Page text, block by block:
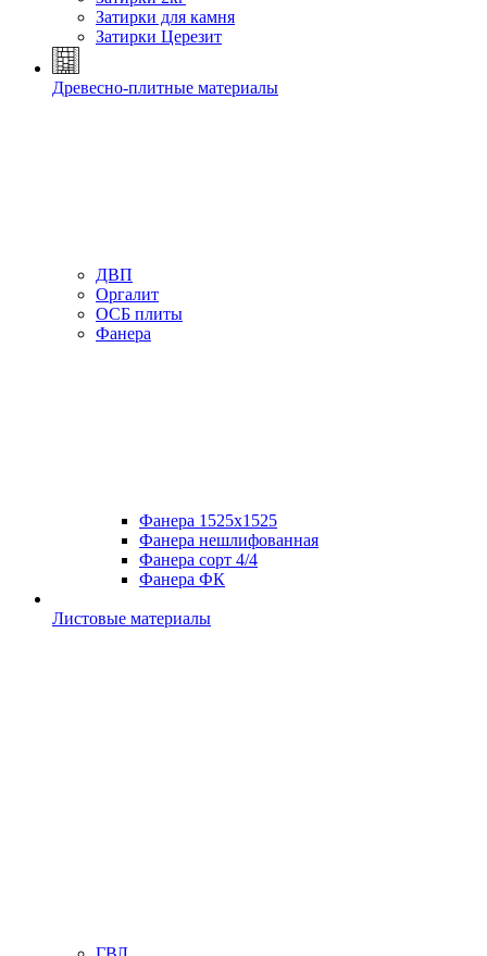
Затирки для камня
Затирки Церезит
Древесно-плитные материалы
ДВП
Оргалит
ОСБ плиты
Фанера
Фанера 1525х1525
Фанера нешлифованная
Фанера сорт 4/4
Фанера ФК
Листовые материалы